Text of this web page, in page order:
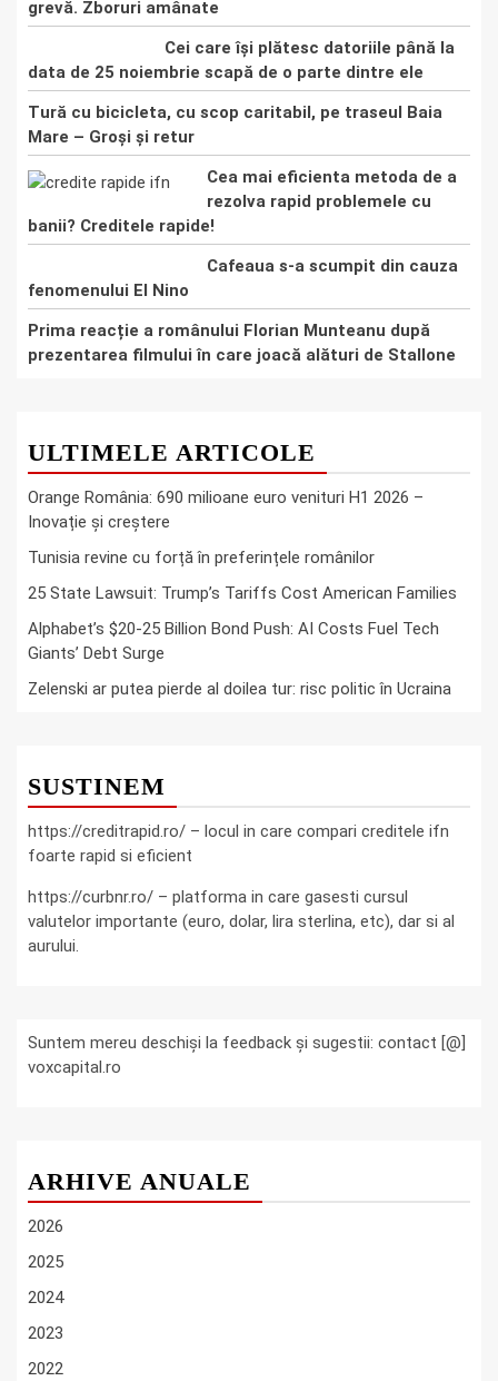
grevă. Zboruri amânate
Cei care își plătesc datoriile până la
data de 25 noiembrie scapă de o parte dintre ele
Tură cu bicicleta, cu scop caritabil, pe traseul Baia
Mare – Groşi şi retur
Cea mai eficienta metoda de a
rezolva rapid problemele cu
banii? Creditele rapide!
Cafeaua s-a scumpit din cauza
fenomenului El Nino
Prima reacție a românului Florian Munteanu după
prezentarea filmului în care joacă alături de Stallone
ULTIMELE ARTICOLE
Orange România: 690 milioane euro venituri H1 2026 –
Inovație și creștere
Tunisia revine cu forță în preferințele românilor
25 State Lawsuit: Trump’s Tariffs Cost American Families
Alphabet’s $20-25 Billion Bond Push: AI Costs Fuel Tech
Giants’ Debt Surge
Zelenski ar putea pierde al doilea tur: risc politic în Ucraina
SUSTINEM
https://creditrapid.ro/ – locul in care compari creditele ifn
foarte rapid si eficient
https://curbnr.ro/ – platforma in care gasesti cursul
valutelor importante (euro, dolar, lira sterlina, etc), dar si al
aurului.
Suntem mereu deschiși la feedback și sugestii: contact [@]
voxcapital.ro
ARHIVE ANUALE
2026
2025
2024
2023
2022